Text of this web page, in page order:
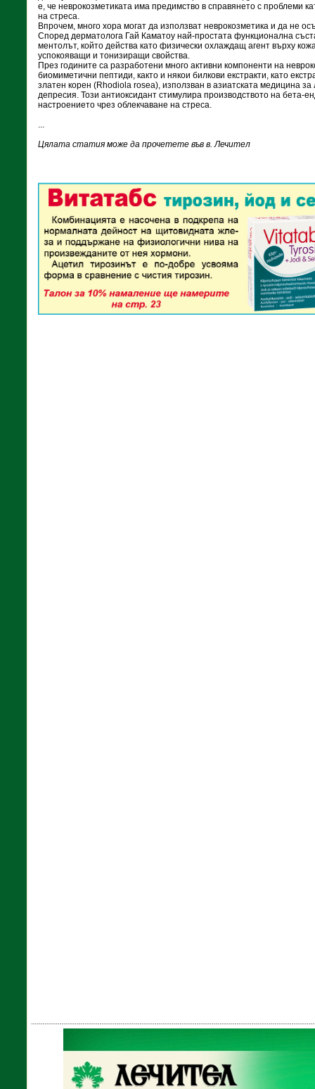
е, че неврокозметиката има предимство в справянето с проблеми
на стреса.
Впрочем, много хора могат да използват неврокозметика и да не
Според дерматолога Гай Каматоу най-простата функционална
ментолът, който действа като физически охлаждащ агент върху
успокояващи и тонизиращи свойства.
През годините са разработени много активни компоненти на
биомиметични пептиди, както и някои билкови екстракти, като
златен корен (Rhodiola rosea), използван в азиатската медицина
депресия. Този антиоксидант стимулира производството на бета-
настроението чрез облекчаване на стреса.
...
Цялата статия може да прочетете във в. Лечител